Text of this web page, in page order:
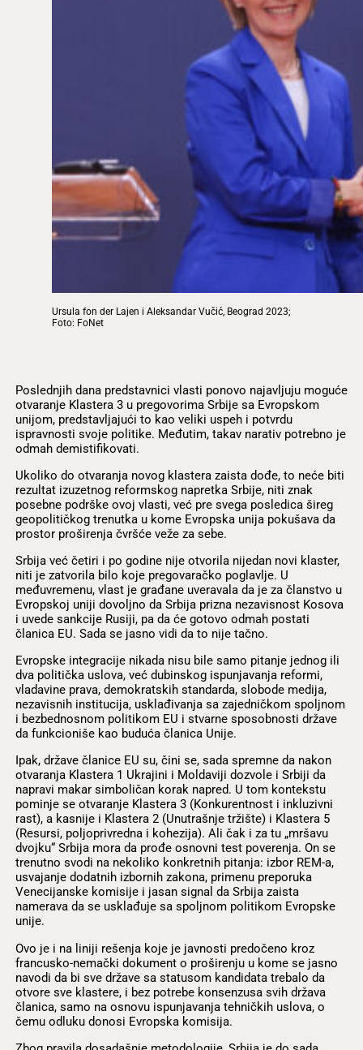
Ursula fon der Lajen i Aleksandar Vučić, Beograd 2023;
Foto: FoNet
Poslednjih dana predstavnici vlasti ponovo najavljuju moguće
otvaranje Klastera 3 u pregovorima Srbije sa Evropskom
unijom, predstavljajući to kao veliki uspeh i potvrdu
ispravnosti svoje politike. Međutim, takav narativ potrebno je
odmah demistifikovati.
Ukoliko do otvaranja novog klastera zaista dođe, to neće biti
rezultat izuzetnog reformskog napretka Srbije, niti znak
posebne podrške ovoj vlasti, već pre svega posledica šireg
geopolitičkog trenutka u kome Evropska unija pokušava da
prostor proširenja čvršće veže za sebe.
Srbija već četiri i po godine nije otvorila nijedan novi klaster,
niti je zatvorila bilo koje pregovaračko poglavlje. U
međuvremenu, vlast je građane uveravala da je za članstvo u
Evropskoj uniji dovoljno da Srbija prizna nezavisnost Kosova
i uvede sankcije Rusiji, pa da će gotovo odmah postati
članica EU. Sada se jasno vidi da to nije tačno.
Evropske integracije nikada nisu bile samo pitanje jednog ili
dva politička uslova, već dubinskog ispunjavanja reformi,
vladavine prava, demokratskih standarda, slobode medija,
nezavisnih institucija, usklađivanja sa zajedničkom spoljnom
i bezbednosnom politikom EU i stvarne sposobnosti države
da funkcioniše kao buduća članica Unije.
Ipak, države članice EU su, čini se, sada spremne da nakon
otvaranja Klastera 1 Ukrajini i Moldaviji dozvole i Srbiji da
napravi makar simboličan korak napred. U tom kontekstu
pominje se otvaranje Klastera 3 (Konkurentnost i inkluzivni
rast), a kasnije i Klastera 2 (Unutrašnje tržište) i Klastera 5
(Resursi, poljoprivredna i kohezija). Ali čak i za tu „mršavu
dvojku“ Srbija mora da prođe osnovni test poverenja. On se
trenutno svodi na nekoliko konkretnih pitanja: izbor REM-a,
usvajanje dodatnih izbornih zakona, primenu preporuka
Venecijanske komisije i jasan signal da Srbija zaista
namerava da se usklađuje sa spoljnom politikom Evropske
unije.
Ovo je i na liniji rešenja koje je javnosti predočeno kroz
francusko-nemački dokument o proširenju u kome se jasno
navodi da bi sve države sa statusom kandidata trebalo da
otvore sve klastere, i bez potrebe konsenzusa svih država
članica, samo na osnovu ispunjavanja tehničkih uslova, o
čemu odluku donosi Evropska komisija.